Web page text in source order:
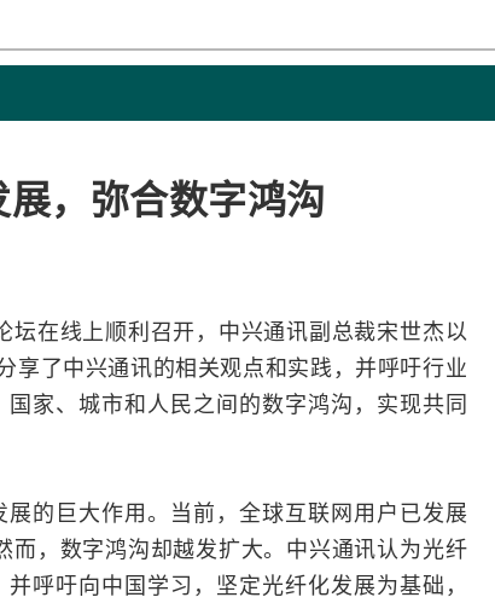
，弥合数字鸿沟
坛在线上顺利召开， 中兴通讯副总裁宋世杰以
享了中兴通讯的相关观点和实践，并呼吁行业
家、城市和人民之间的数字鸿沟，实现共同
的巨大作用。当前，全球互联网用户已发展
，数字鸿沟却越发扩大。中兴通讯认为光纤
呼吁向中国学习，坚定光纤化发展为基础，